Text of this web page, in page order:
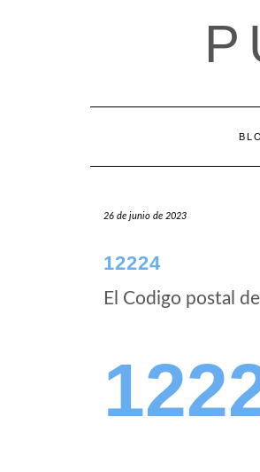
26 de junio de 2023
12224
El Codigo postal de